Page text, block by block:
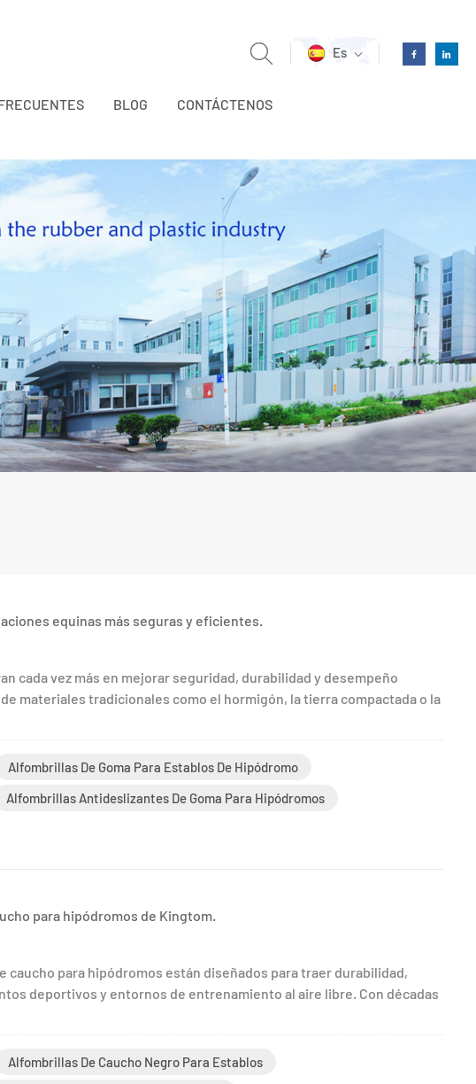
Es
BLOG CONTÁCTENOS
equinas más seguras y eficientes.
cada vez más en mejorar seguridad, durabilidad y desempeño
materiales tradicionales como el hormigón, la tierra compactada o la
Alfombrillas De Goma Para Establos De Hipódromo
Alfombrillas Antideslizantes De Goma Para Hipódromos
para hipódromos de Kingtom.
para hipódromos están diseñados para traer durabilidad,
deportivos y entornos de entrenamiento al aire libre. Con décadas
Alfombrillas De Caucho Negro Para Establos